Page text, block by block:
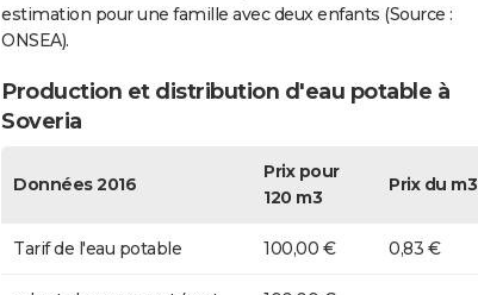
estimation pour une famille avec deux enfants (Source :
ONSEA).
Production et distribution d'eau potable à
Soveria
Données 2016
Prix pour
120 m3
Prix du m3
Tarif de l'eau potable 100,00 € 0,83 €